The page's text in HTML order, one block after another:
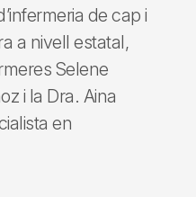
de cap i
a nivell estatal,
Selene
i la Dra. Aina
en